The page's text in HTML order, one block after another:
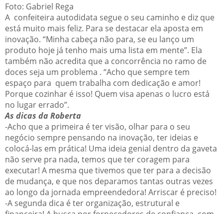
Foto: Gabriel Rega
A confeiteira autodidata segue o seu caminho e diz que
está muito mais feliz. Para se destacar ela aposta em
inovação. “Minha cabeça não para, se eu lanço um
produto hoje já tenho mais uma lista em mente”. Ela
também não acredita que a concorrência no ramo de
doces seja um problema . “Acho que sempre tem
espaço para quem trabalha com dedicação e amor!
Porque cozinhar é isso! Quem visa apenas o lucro está
no lugar errado”.
As dicas da Roberta
-Acho que a primeira é ter visão, olhar para o seu
negócio sempre pensando na inovação, ter ideias e
colocá-las em prática! Uma ideia genial dentro da gaveta
não serve pra nada, temos que ter coragem para
executar! A mesma que tivemos que ter para a decisão
de mudança, e que nos deparamos tantas outras vezes
ao longo da jornada empreendedora! Arriscar é preciso!
-A segunda dica é ter organização, estrutural e